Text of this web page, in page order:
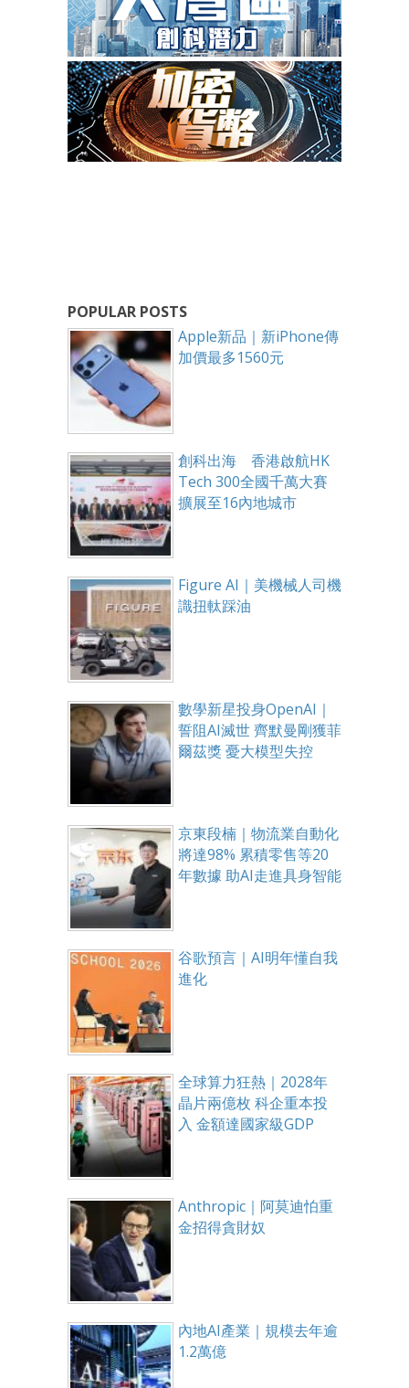
POPULAR POSTS
Apple新品｜新iPhone傳
加價最多1560元
創科出海 香港啟航HK
Tech 300全國千萬大賽
擴展至16內地城市
Figure AI｜美機械人司機
識扭軚踩油
數學新星投身OpenAI｜
誓阻AI滅世 齊默曼剛獲菲
爾茲獎 憂大模型失控
京東段楠｜物流業自動化
將達98% 累積零售等20
年數據 助AI走進具身智能
谷歌預言｜AI明年懂自我
進化
全球算力狂熱｜2028年
晶片兩億枚 科企重本投
入 金額達國家級GDP
Anthropic｜阿莫迪怕重
金招得貪財奴
內地AI產業｜規模去年逾
1.2萬億